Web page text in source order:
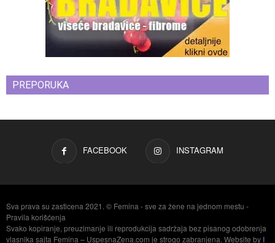
PREPORUKA
FACEBOOK INSTAGRAM
Sva prava su zasticena 2021. © Femina - sve za žene na jednom mestu -
Pravila korišćenja
Svako kopiranje, preuzimanje ili reprodukcija sadržaja bez pisanog odobrenja
vlasnika sajta Femina – UspesnaZena.com je strogo zabranjena. Website by I